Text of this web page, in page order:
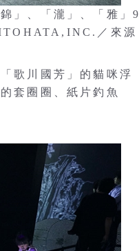
」、「瀧」、「雅」9
／來源
歌川國芳」的貓咪浮
套圈圈、紙片釣魚